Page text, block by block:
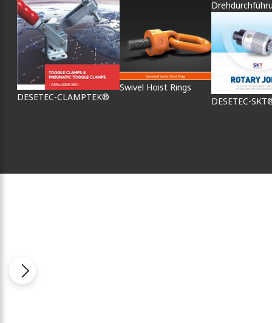
DESETEC-CLAMPTEK®
Swivel Hoist Rings
DESETEC-